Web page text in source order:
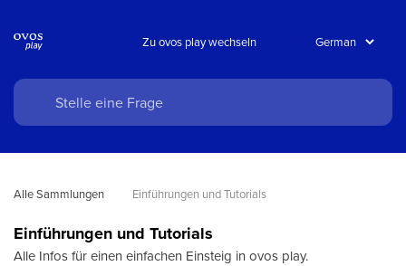
Zu ovos play wechseln
Alle Sammlungen Einführungen und Tutorials
Einführungen und Tutorials
Alle Infos für einen einfachen Einsteig in ovos play.